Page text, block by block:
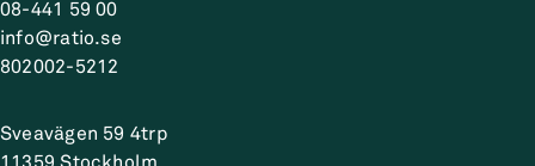
08-441 59 00
info@ratio.se
802002-5212
Sveavägen 59 4trp